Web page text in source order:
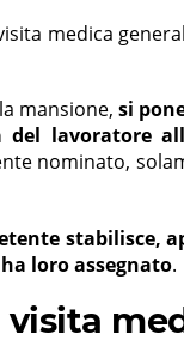
medica
mansione, si
del lavoratore
nominato,
stabilisce,
loro assegnato.